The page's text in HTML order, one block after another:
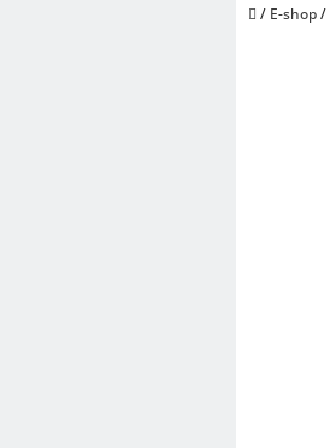
Domů
/ E-shop/